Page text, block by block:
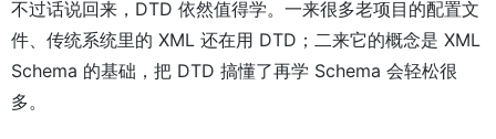
不过话说回来，DTD 依然值得学。一来很多老项目的配置文
件、传统系统里的 XML 还在用 DTD；二来它的概念是 XML
Schema 的基础，把 DTD 搞懂了再学 Schema 会轻松很
多。